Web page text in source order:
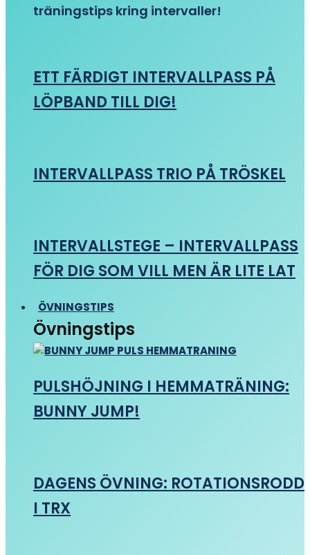
träningstips kring intervaller!
ETT FÄRDIGT INTERVALLPASS PÅ
LÖPBAND TILL DIG!
INTERVALLPASS TRIO PÅ TRÖSKEL
INTERVALLSTEGE – INTERVALLPASS
FÖR DIG SOM VILL MEN ÄR LITE LAT
ÖVNINGSTIPS
Övningstips
PULSHÖJNING I HEMMATRÄNING:
BUNNY JUMP!
DAGENS ÖVNING: ROTATIONSRODD
I TRX